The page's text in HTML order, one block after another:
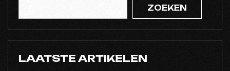
ZOEKEN
LAATSTE ARTIKELEN